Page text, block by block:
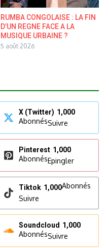
RUMBA CONGOLAISE : LA FIN
D’UN REGNE FACE A LA
MUSIQUE URBAINE ?
5 août 2026
X (Twitter) 1,000
AbonnésSuivre
Pinterest 1,000
AbonnésEpingler
Tiktok 1,000Abonnés
Suivre
Soundcloud 1,000
AbonnésSuivre